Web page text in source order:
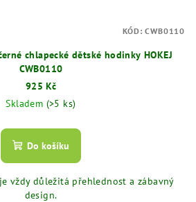
chlapecké dětské hodinky HOKEJ
CWB0110
925 Kč
Skladem (>5 ks)
Do košíku
vždy důležitá přehlednost a zábavný
design.
KÓD:CWB0110